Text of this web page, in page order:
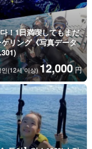
！1日満喫してもまだ
リング《写真データ
인(12세 이상)12,000 円